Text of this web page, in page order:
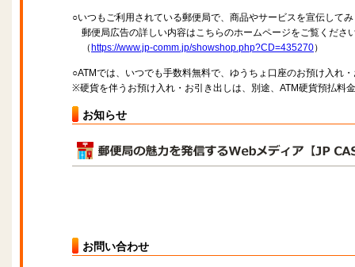
○いつもご利用されている郵便局で、商品やサービスを宣伝して
郵便局広告の詳しい内容はこちらのホームページをご覧くださ
（ https://www.jp-comm.jp/showshop.php?CD=435270）
○ATMでは、いつでも手数料無料で、ゆうちょ口座のお預け入れ
※硬貨を伴うお預け入れ・お引き出しは、別途、ATM硬貨預払料
お知らせ
お問い合わせ